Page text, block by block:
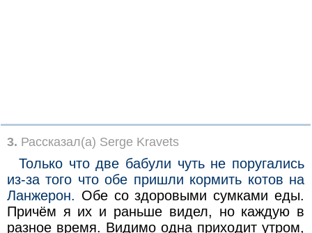
3. Рассказал(а) Serge Kravets
Только что две бабули чуть не поругались
из-за того что обе пришли кормить котов на
Ланжерон. Обе со здоровыми сумками еды.
Причём я их и раньше видел, но каждую в
разное время. Видимо одна приходит утром,